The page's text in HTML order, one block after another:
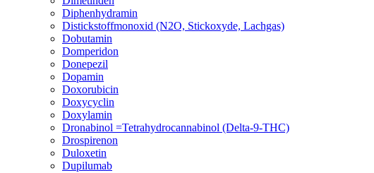
Diphenhydramin
Distickstoffmonoxid (N2O, Stickoxyde, Lachgas)
Dobutamin
Domperidon
Donepezil
Dopamin
Doxorubicin
Doxycyclin
Doxylamin
Dronabinol =Tetrahydrocannabinol (Delta-9-THC)
Drospirenon
Duloxetin
Dupilumab